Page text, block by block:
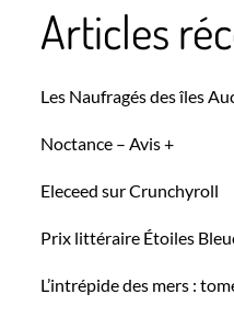
Articles
Les Naufragés des îles
Noctance – Avis +
Eleceed sur Crunchyroll
Prix littéraire Étoiles
L’intrépide des mers :